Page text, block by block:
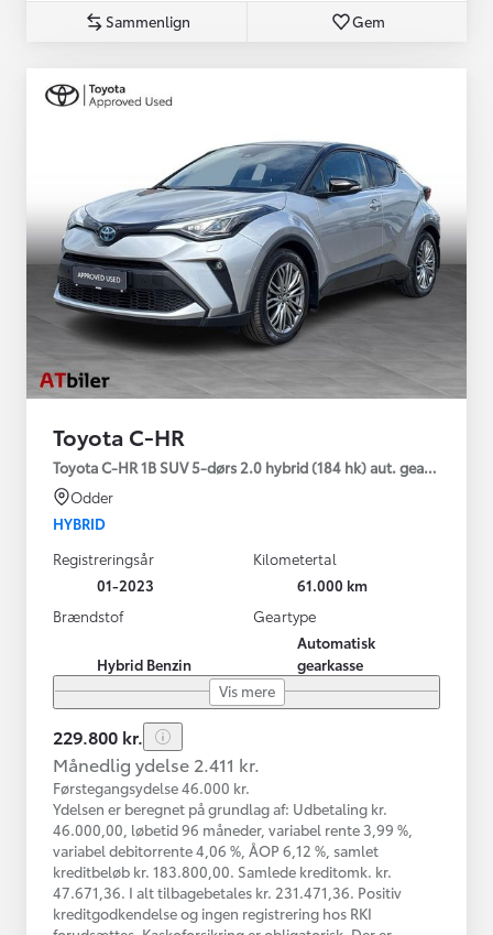
Sammenlign Gem
Toyota C-HR
Toyota C-HR 1B SUV 5-dørs 2.0 hybrid (184 hk) aut. gear C-HIC
Odder
HYBRID
Registreringsår
01-2023
Kilometertal
61.000 km
Brændstof
Hybrid Benzin
Geartype
Automatisk
gearkasse
Vis mere
229.800 kr.
Månedlig ydelse 2.411 kr.
Førstegangsydelse 46.000 kr.
Ydelsen er beregnet på grundlag af: Udbetaling kr.
46.000,00, løbetid 96 måneder, variabel rente 3,99 %,
variabel debitorrente 4,06 %, ÅOP 6,12 %, samlet
kreditbeløb kr. 183.800,00. Samlede kreditomk. kr.
47.671,36. I alt tilbagebetales kr. 231.471,36. Positiv
kreditgodkendelse og ingen registrering hos RKI